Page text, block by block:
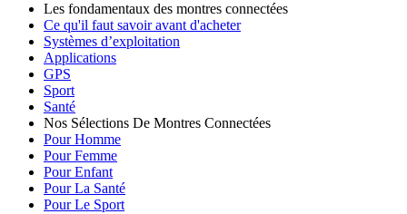
Les fondamentaux des montres connectées
Ce qu'il faut savoir avant d'acheter
Systèmes d’exploitation
Applications
GPS
Sport
Santé
Nos Sélections De Montres Connectées
Pour Homme
Pour Femme
Pour Enfant
Pour La Santé
Pour Le Sport